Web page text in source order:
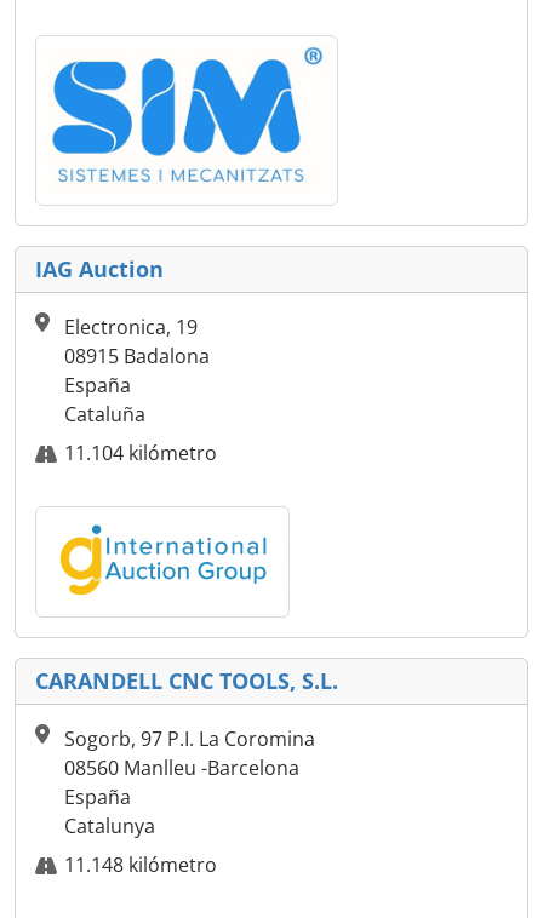
IAG Auction
Electronica, 19
08915 Badalona
España
Cataluña
11.104 kilómetro
CARANDELL CNC TOOLS, S.L.
Sogorb, 97 P.I. La Coromina
08560 Manlleu -Barcelona
España
Catalunya
11.148 kilómetro